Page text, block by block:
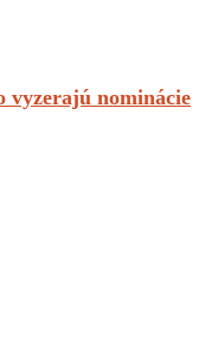
vyzerajú nominácie